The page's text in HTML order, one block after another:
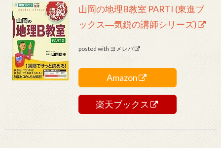
山岡の地理B教室 PARTI (東進ブ
ックス―気鋭の講師シリーズ)
posted with ヨメレバ
Amazon
楽天ブックス